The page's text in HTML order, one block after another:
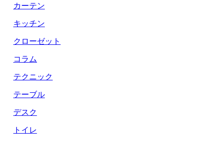
カーテン
キッチン
クローゼット
コラム
テクニック
テーブル
デスク
トイレ